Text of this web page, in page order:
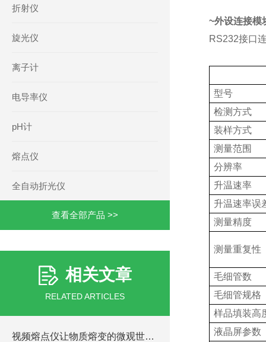
折射仪
旋光仪
离子计
电导率仪
pH计
熔点仪
全自动折光仪
查看全部产品 >>
相关文章
RELATED ARTICLES
视频熔点仪让物质熔变的微观世界可视化
~外设连接模
RS232接口
型号
检测方式
装样方式
测量范围
分辨率
升温速率
升温速率误
测量精度
测量重复性
毛细管数
毛细管规格
样品填装高
液晶屏参数